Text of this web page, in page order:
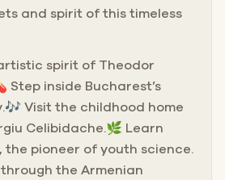
and spirit of this timeless
spirit of Theodor
Step inside Bucharest’s
Visit the childhood home
Celibidache.🌿 Learn
the pioneer of youth science.
the Armenian